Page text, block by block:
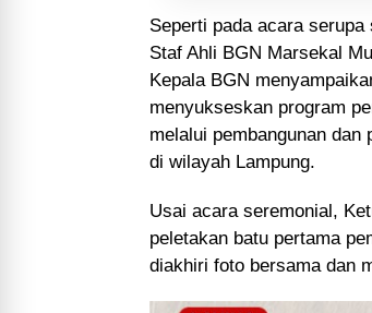
Seperti pada acara
Staf Ahli BGN Marsekal
Kepala BGN
menyukseskan program
melalui pembangunan
di wilayah Lampung.
Usai acara seremonial,
peletakan batu pertama
diakhiri foto bersama dan